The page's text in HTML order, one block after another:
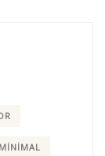
MINIMAL